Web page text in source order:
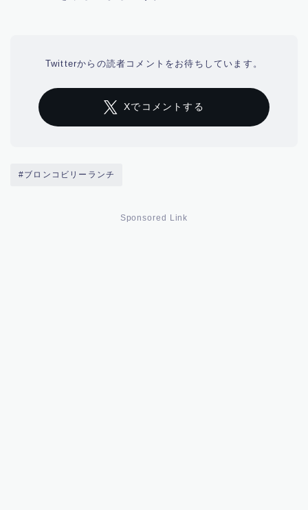
Twitterからの読者コメントをお待ちしています。
Xでコメントする
#ブロンコビリーランチ
Sponsored Link